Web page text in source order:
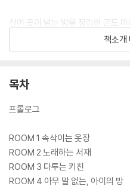
천여 곳이 넘는 방을 정리한 곤도
겐키가 뛰어난 감각과 찰떡 같은
이야기로 완전히 탈바꿈한 이 소설
려져 있어 독자로 하여금 울고 웃으
작하고 싶어진다! 이야기가 주는 즐
책소개
목차
프롤로그
ROOM 1 속삭이는 옷장
ROOM 2 노래하는 서재
ROOM 3 다투는 키친
ROOM 4 아무 말 없는, 아이의 방